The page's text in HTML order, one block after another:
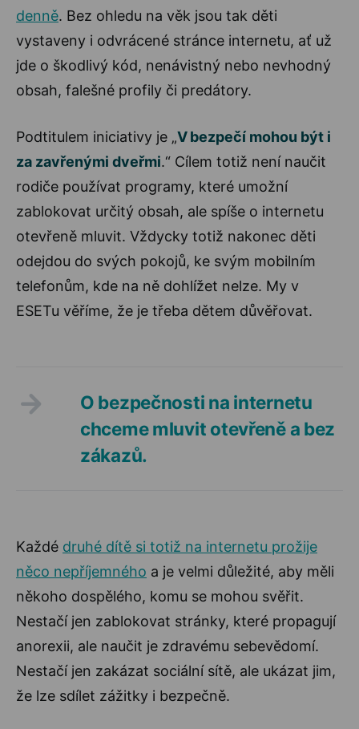
denně. Bez ohledu na věk jsou tak děti
vystaveny i odvrácené stránce internetu, ať už
jde o škodlivý kód, nenávistný nebo nevhodný
obsah, falešné profily či predátory.
Podtitulem iniciativy je „V bezpečí mohou být i
za zavřenými dveřmi.“ Cílem totiž není naučit
rodiče používat programy, které umožní
zablokovat určitý obsah, ale spíše o internetu
otevřeně mluvit. Vždycky totiž nakonec děti
odejdou do svých pokojů, ke svým mobilním
telefonům, kde na ně dohlížet nelze. My v
ESETu věříme, že je třeba dětem důvěřovat.
O bezpečnosti na internetu
chceme mluvit otevřeně a bez
zákazů.
Každé druhé dítě si totiž na internetu prožije
něco nepříjemného a je velmi důležité, aby měli
někoho dospělého, komu se mohou svěřit.
Nestačí jen zablokovat stránky, které propagují
anorexii, ale naučit je zdravému sebevědomí.
Nestačí jen zakázat sociální sítě, ale ukázat jim,
že lze sdílet zážitky i bezpečně.